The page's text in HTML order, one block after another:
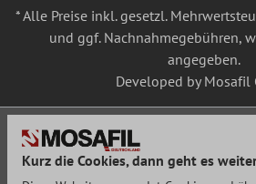
* Alle Preise inkl. gesetzl.
und ggf. Nachnahmegebühren,
angegeben.
Developed by Mosafil
Kurz die Cookies, dann geht es